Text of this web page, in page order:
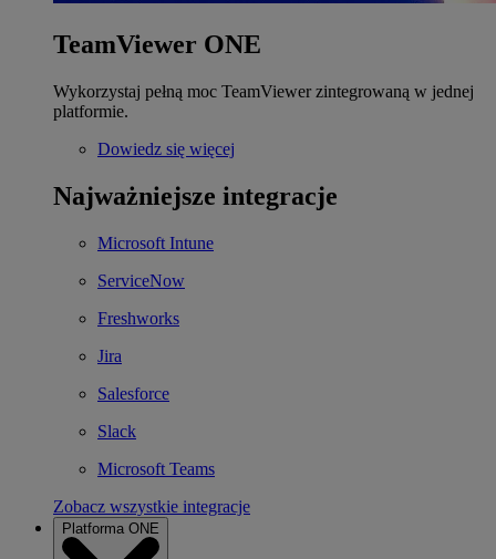
TeamViewer ONE
Wykorzystaj pełną moc TeamViewer zintegrowaną w jednej
platformie.
Dowiedz się więcej
Najważniejsze integracje
Microsoft Intune
ServiceNow
Freshworks
Jira
Salesforce
Slack
Microsoft Teams
Zobacz wszystkie integracje
Platforma ONE